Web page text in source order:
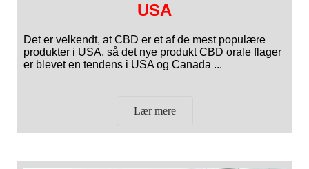
USA
Det er velkendt, at CBD er et af de mest populære
produkter i USA, så det nye produkt CBD orale flager
er blevet en tendens i USA og Canada ...
Lær mere